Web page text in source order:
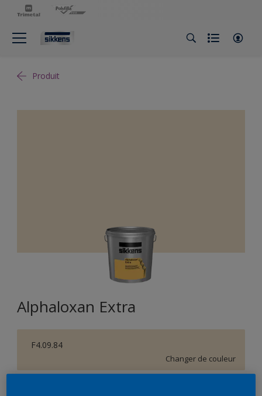
Produit
Alphaloxan Extra
F4.09.84
Changer de couleur